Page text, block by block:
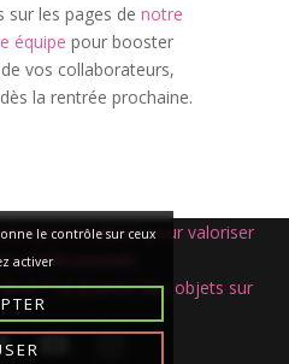
sur les pages de notre
équipe pour booster
vos collaborateurs,
la rentrée prochaine.
personnalisée pour valoriser
professionnels
? Le pouvoir des objets sur
le contrôle sur ceux
activer